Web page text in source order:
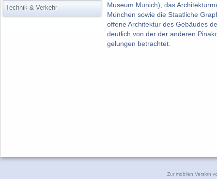
Museum Munich), das
München sowie die Staatliche
offene Architektur des Gebäudes
deutlich von der der anderen
gelungen betrachtet.
Technik & Verkehr
Zur mobilen Version